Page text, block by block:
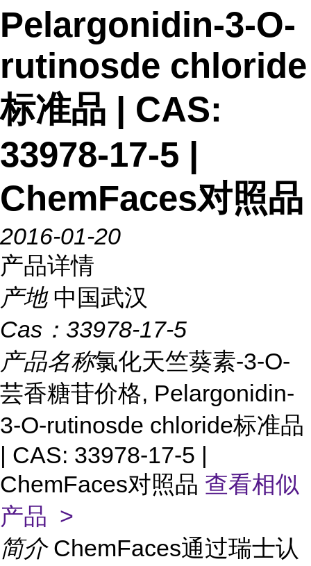
Pelargonidin-3-O-
rutinosde chloride
标准品 | CAS:
33978-17-5 |
ChemFaces对照品
2016-01-20
产品详情
产地 中国武汉
Cas： 33978-17-5
产品名称氯化天竺葵素-3-O-
芸香糖苷价格, Pelargonidin-
3-O-rutinosde chloride标准品
| CAS: 33978-17-5 |
ChemFaces对照品 查看相似
产品 >
简介 ChemFaces通过瑞士认